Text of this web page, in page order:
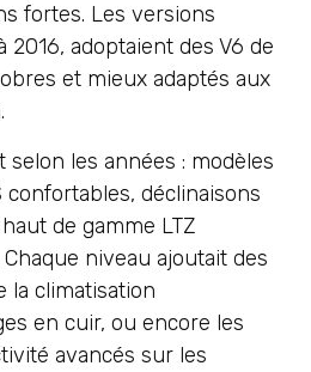
fortes. Les versions
2016, adoptaient des V6 de
et mieux adaptés aux
les années : modèles
déclinaisons
de gamme LTZ
niveau ajoutait des
la climatisation
en cuir, ou encore les
avancés sur les